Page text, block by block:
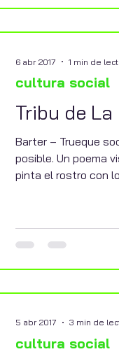
Tribu de
Barter – Trueque
posible. Un poema
pinta el rostro con
cultura social
6 abr 2017 1 min de
cultura social
5 abr 2017 3 min de